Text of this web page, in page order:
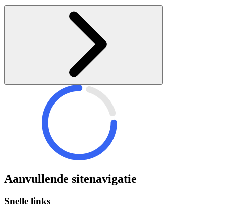
Aanvullende sitenavigatie
Snelle links